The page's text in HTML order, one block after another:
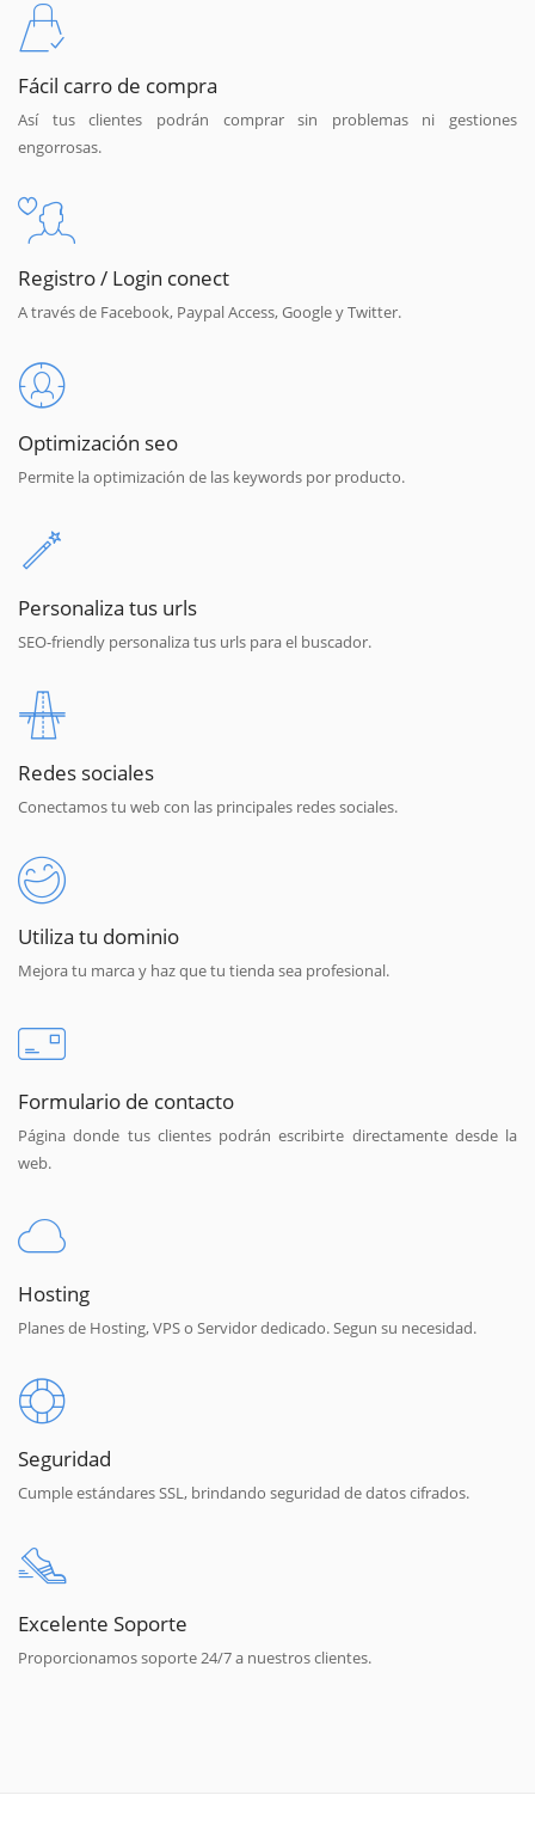
Fácil carro de compra
Así tus clientes podrán comprar sin problemas ni gestiones
engorrosas.
Registro / Login conect
A través de Facebook, Paypal Access, Google y Twitter.
Optimización seo
Permite la optimización de las keywords por producto.
Personaliza tus urls
SEO-friendly personaliza tus urls para el buscador.
Redes sociales
Conectamos tu web con las principales redes sociales.
Utiliza tu dominio
Mejora tu marca y haz que tu tienda sea profesional.
Formulario de contacto
Página donde tus clientes podrán escribirte directamente desde la
web.
Hosting
Planes de Hosting, VPS o Servidor dedicado. Segun su necesidad.
Seguridad
Cumple estándares SSL, brindando seguridad de datos cifrados.
Excelente Soporte
Proporcionamos soporte 24/7 a nuestros clientes.